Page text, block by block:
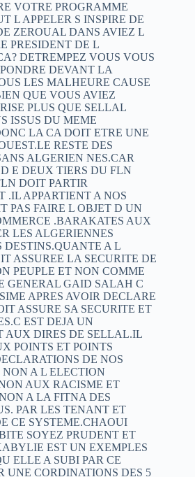
VOTRE PROGRAMME
L APPELER S INSPIRE DE
ZEROUAL DANS AVIEZ L
PRESIDENT DE L
DETREMPEZ VOUS VOUS
DEVANT LA
LES MALHEURE CAUSE
QUE VOUS AVIEZ
PLUS QUE SELLAL
ISSUS DU MEME
LA CA DOIT ETRE UNE
RESTE DES
ALGERIEN NES.CAR
E DEUX TIERS DU FLN
DOIT PARTIR
.IL APPARTIENT A NOS
PAS FAIRE L OBJET D UN
.BARAKATES AUX
LES ALGERIENNES
DESTINS.QUANTE A L
ASSUREE LA SECURITE DE
PEUPLE ET NON COMME
GENERAL GAID SALAH C
APRES AVOIR DECLARE
ASSURE SA SECURITE ET
EST DEJA UN
AUX DIRES DE SELLAL.IL
POINTS ET POINTS
DE NOS
A L ELECTION
AUX RACISME ET
A LA FITNA DES
PAR LES TENANT ET
CE SYSTEME.CHAOUI
SOYEZ PRUDENT ET
EST UN EXEMPLES
ELLE A SUBI PAR CE
UNE CORDINATIONS DES 5